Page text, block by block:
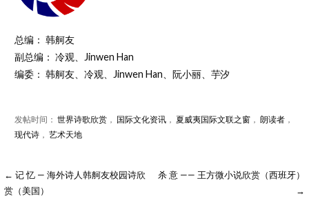
总编： 韩舸友
副总编： 冷观、Jinwen Han
编委： 韩舸友、冷观、Jinwen Han、阮小丽、芋汐
发帖时间： 世界诗歌欣赏， 国际文化资讯， 夏威夷国际文联之窗， 朗读者，
现代诗， 艺术天地
← 记 忆 — 海外诗人韩舸友校园诗欣
赏（美国）
杀 意 —— 王方微小说欣赏（西班牙）
→